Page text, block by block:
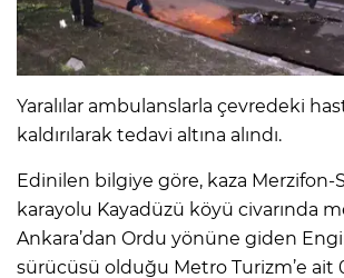
Yaralılar ambulanslarla çevredeki
kaldırılarak tedavi altına alındı.
Edinilen bilgiye göre, kaza Merzifon-
karayolu Kayadüzü köyü civarında
Ankara’dan Ordu yönüne giden
sürücüsü olduğu Metro Turizm’e ait